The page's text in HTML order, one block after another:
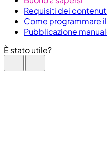
Requisiti dei
Come programmare
Pubblicazione
È stato utile?